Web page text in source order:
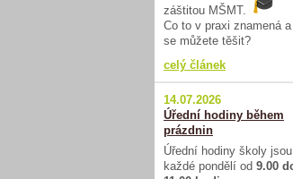
záštitou MŠMT.
Co to v praxi znamená
se můžete těšit?
celý článek
14.07.2026
Úřední hodiny během
prázdnin
Úřední hodiny školy jsou
každé pondělí od 9.00